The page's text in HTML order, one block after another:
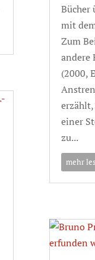
Bücher
mit
Zum
andere
(2000,
einer
zu...
mehr